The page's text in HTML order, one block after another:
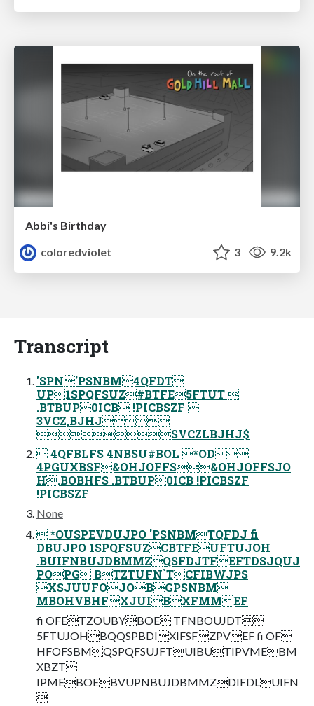
Abbi's Birthday
coloredviolet
3 9.2k
Transcript
'SPN'PSNBM4QFDT
UP1SPQFSUZ#BTFE5FTUT 
.BTBUP0ICB !PICBSZF 
3VCZ,BJHJ
SVCZLBJHJ$
 4QFBLFS 4NBSU#BOL *OD
4PGUXBSF&OHJOFFS&OHJOFFSJO
H.BOBHFS .BTBUP0ICB !PICBSZF
!PICBSZF
None
 *OUSPEVDUJPO 'PSNBMTQFDJ fi
DBUJPO 1SPQFSUZCBTFEUFTUJOH
.BUIFNBUJDBMMZQSFDJTFEFTDSJQUJ
POPG BTZTUFN`TCFIBWJPS
XSJUUFOJOBGPSNBM
MBOHVBHFXJUIBXFMMEF
fi OFETZOUBYBOE TFNBOUJDT
5FTUJOHBQQSPBDIXIFSFZPVEF fi OF
HFOFSBMQSPQFSUJFTUIBUTIPVMEBM
XBZT
IPMEBOEBVUPNBUJDBMMZDIFDLUIFN
